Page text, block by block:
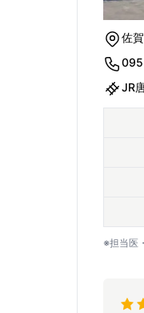
佐
JR
※担当医